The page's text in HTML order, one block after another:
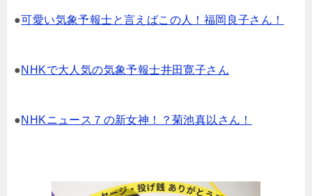
●可愛い気象予報士と言えばこの人！福岡良子さん！
●NHKで大人気の気象予報士井田寛子さん
●NHKニュース７の新女神！？菊池真以さん！